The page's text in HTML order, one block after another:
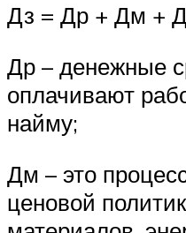
Дз = Др + Дм +
Др – денежные
оплачивают
найму;
Дм – это
ценовой